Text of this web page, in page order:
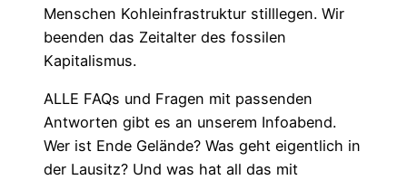
Menschen Kohleinfrastruktur stilllegen. Wir
beenden das Zeitalter des fossilen
Kapitalismus.
ALLE FAQs und Fragen mit passenden
Antworten gibt es an unserem Infoabend.
Wer ist Ende Gelände? Was geht eigentlich in
der Lausitz? Und was hat all das mit